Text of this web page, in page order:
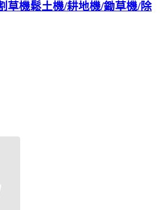
草機鬆土機/耕地機/鋤草機/除